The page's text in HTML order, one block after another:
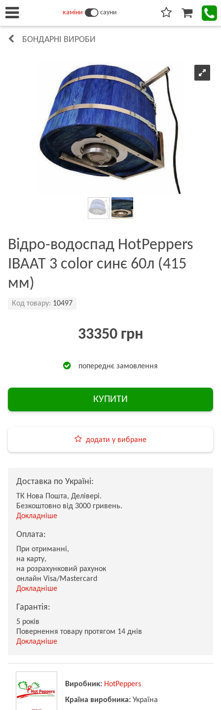
каміни сауни
БОНДАРНІ ВИРОБИ
Відро-водоспад HotPeppers
ІВААТ 3 color синє 60л (415
мм)
Код товару: 10497
33350 грн
попереднє замовлення
КУПИТИ
додати у вибране
Доставка по Україні:
ТК Нова Пошта, Делівері.
Безкоштовно від 3000 гривень.
Докладніше
Оплата:
При отриманні,
на карту,
на розрахунковий рахунок
онлайн Visa/Mastercard
Докладніше
Гарантія:
5 років
Повернення товару протягом 14 днів
Докладніше
Виробник: HotPeppers
Країна виробника: Україна